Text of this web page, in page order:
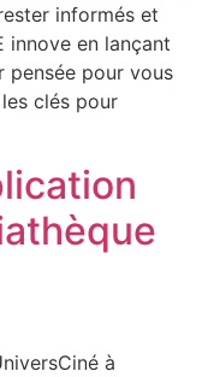
informés et
innove en lançant
pensée pour vous
clés pour
à